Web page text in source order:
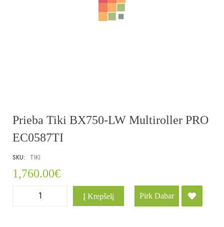
Prieba Tiki BX750-LW Multiroller PRO
EC0587TI
SKU: TIKI
1,760.00€
Į Krepšelį Pirk Dabar